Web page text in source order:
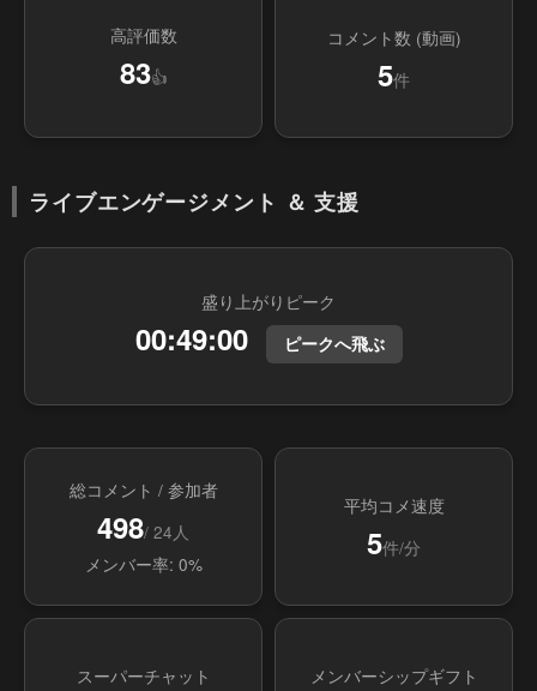
高評価数
83👍
コメント数 (動画)
5件
ライブエンゲージメント ＆ 支援
盛り上がりピーク
00:49:00 ピークへ飛ぶ
総コメント / 参加者
498/ 24人
メンバー率: 0%
平均コメ速度
5件/分
スーパーチャット メンバーシップギフト